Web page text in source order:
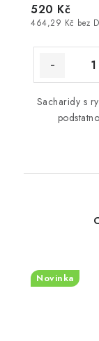
464,29 Kč bez
520 Kč
Sacharidy s
Novinka